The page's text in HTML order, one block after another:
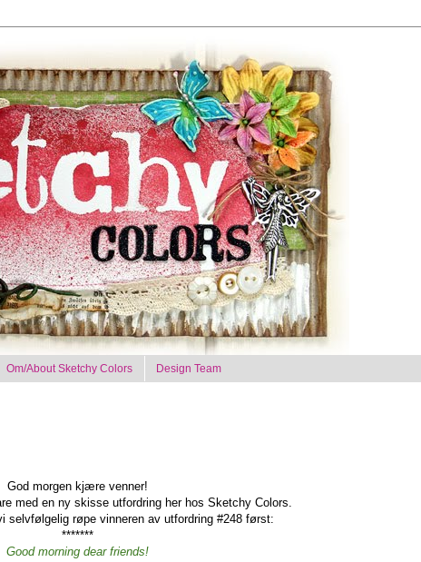
Om/About Sketchy Colors Design Team
God morgen kjære venner!
med en ny skisse utfordring her hos Sketchy Colors.
selvfølgelig røpe vinneren av utfordring #248 først:
*******
Good morning dear friends!